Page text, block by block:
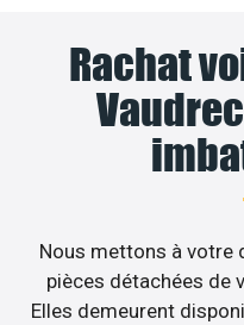
Rachat
Nous mettons à votre
pièces détachées de
Elles demeurent